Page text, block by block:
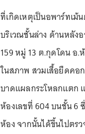
ที่เกิดเหตุเป็นอพาร์ทเม้
บริเวณชั้นล่าง ด้านหลัง
159 หมู่ 13 ต.กุดโดน อ
ในสภาพ สวมเสื้อยืดคอ
บาดแผลกระโหลกแตก
ห้องเลขที่ 604 บนชั้น 6
ห้อง จากนั้นได้ขึ้นไปตร